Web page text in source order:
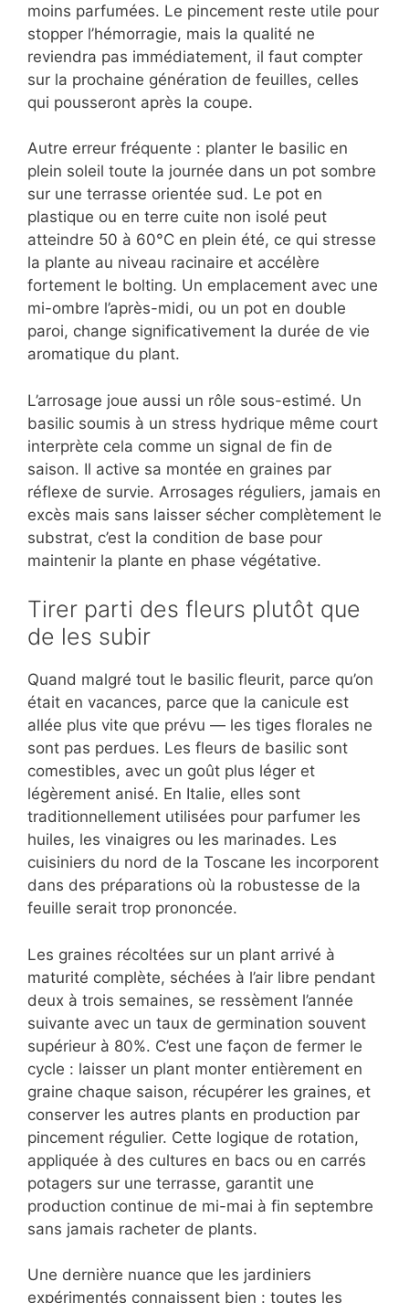
moins parfumées. Le pincement reste utile pour
stopper l’hémorragie, mais la qualité ne
reviendra pas immédiatement, il faut compter
sur la prochaine génération de feuilles, celles
qui pousseront après la coupe.
Autre erreur fréquente : planter le basilic en
plein soleil toute la journée dans un pot sombre
sur une terrasse orientée sud. Le pot en
plastique ou en terre cuite non isolé peut
atteindre 50 à 60°C en plein été, ce qui stresse
la plante au niveau racinaire et accélère
fortement le bolting. Un emplacement avec une
mi-ombre l’après-midi, ou un pot en double
paroi, change significativement la durée de vie
aromatique du plant.
L’arrosage joue aussi un rôle sous-estimé. Un
basilic soumis à un stress hydrique même court
interprète cela comme un signal de fin de
saison. Il active sa montée en graines par
réflexe de survie. Arrosages réguliers, jamais en
excès mais sans laisser sécher complètement le
substrat, c’est la condition de base pour
maintenir la plante en phase végétative.
Tirer parti des fleurs plutôt que
de les subir
Quand malgré tout le basilic fleurit, parce qu’on
était en vacances, parce que la canicule est
allée plus vite que prévu — les tiges florales ne
sont pas perdues. Les fleurs de basilic sont
comestibles, avec un goût plus léger et
légèrement anisé. En Italie, elles sont
traditionnellement utilisées pour parfumer les
huiles, les vinaigres ou les marinades. Les
cuisiniers du nord de la Toscane les incorporent
dans des préparations où la robustesse de la
feuille serait trop prononcée.
Les graines récoltées sur un plant arrivé à
maturité complète, séchées à l’air libre pendant
deux à trois semaines, se ressèment l’année
suivante avec un taux de germination souvent
supérieur à 80%. C’est une façon de fermer le
cycle : laisser un plant monter entièrement en
graine chaque saison, récupérer les graines, et
conserver les autres plants en production par
pincement régulier. Cette logique de rotation,
appliquée à des cultures en bacs ou en carrés
potagers sur une terrasse, garantit une
production continue de mi-mai à fin septembre
sans jamais racheter de plants.
Une dernière nuance que les jardiniers
expérimentés connaissent bien : toutes les